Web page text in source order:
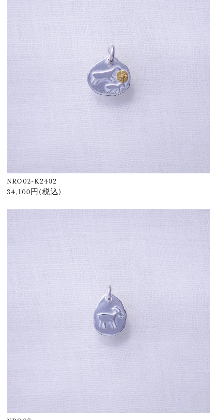
NRO02-K2402
34,100円(税込)